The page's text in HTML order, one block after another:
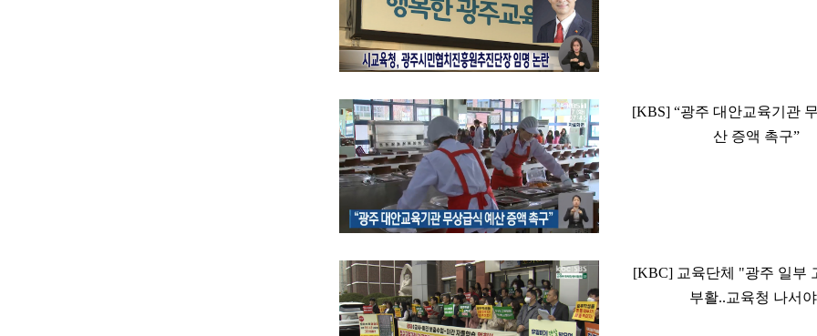
[KBS] “광주 대안교육기관
산 증액 촉구”
[KBC] 교육단체 "광주 일부
부활..교육청 나서